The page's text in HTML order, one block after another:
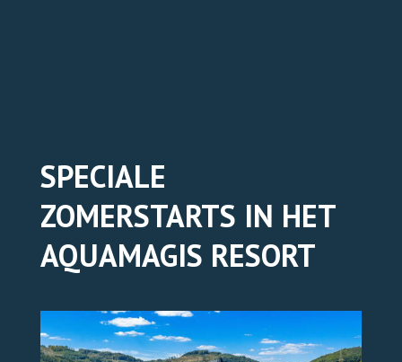
TICKETS ONLINE
SPECIALE
ZOMERSTARTS IN HET
AQUAMAGIS RESORT